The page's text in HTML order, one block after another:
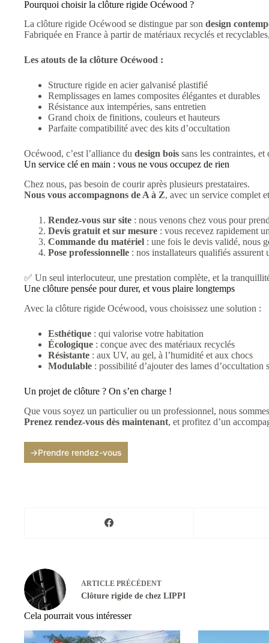
Pourquoi choisir la clôture rigide Océwood ?
La clôture rigide Océwood se distingue par son design
Fabriquée en France à partir de matériaux recyclés et
Les atouts de la clôture Océwood :
Structure rigide en acier galvanisé plastifié
Remplissages en lames composites élégantes et durables
Résistance aux intempéries, sans entretien
Grand choix de finitions, couleurs et hauteurs
Parfaite compatibilité avec des kits d’occultation
Océwood, c’est l’alliance du design bois sans les contraintes,
Un service clé en main : vous ne vous occupez de rien
Chez nous, pas besoin de courir après plusieurs prestataires.
Nous vous accompagnons de A à Z, avec un service complet
Rendez-vous sur site : nous venons chez vous pour
Devis gratuit et sur mesure : vous recevez rapidement
Commande du matériel : une fois le devis validé, nous
Pose professionnelle : nos installateurs qualifiés
✅ Un seul interlocuteur, une prestation complète, et la
Une clôture pensée pour durer, et vous plaire longtemps
Avec la clôture rigide Océwood, vous choisissez une solution :
Esthétique : qui valorise votre habitation
Écologique : conçue avec des matériaux recyclés
Résistante : aux UV, au gel, à l’humidité et aux chocs
Modulable : possibilité d’ajouter des lames d’occultation
Un projet de clôture ? On s’en charge !
Que vous soyez un particulier ou un professionnel, nous
Prenez rendez-vous dès maintenant, et profitez d’un
→Prendre rendez-vous
ARTICLE PRÉCÉDENT
Clôture rigide de chez LIPPI
Cela pourrait vous intéresser